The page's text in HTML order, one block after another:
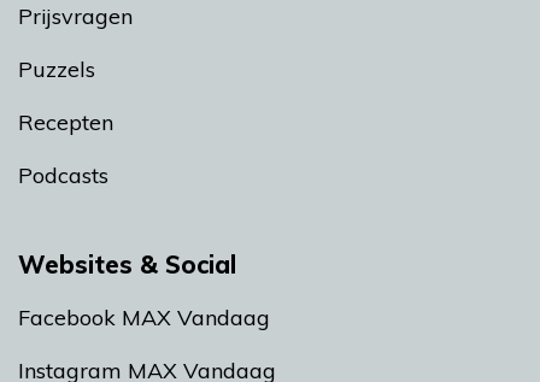
Prijsvragen
Puzzels
Recepten
Podcasts
Websites & Social
Facebook MAX Vandaag
Instagram MAX Vandaag